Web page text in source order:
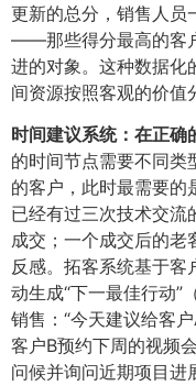
更新的总分，销售人员
——那些得分最高的客
进的对象。这种数据化
间资源按照客观的价值
时间建议系统：在正确
的时间节点需要不同类
的客户，此时最需要的
已经有过三次技术交流
成交；一个成交后的老
反感。拓客系统基于客
动生成“下一最佳行动
销售：“今天建议给客
客户B预约下周的视频
问候并询问近期项目进